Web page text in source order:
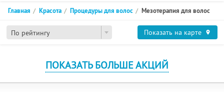
По рейтингу
Главная Красота Процедуры для волос Мезотерапия для волос
Показать на карте
ПОКАЗАТЬ БОЛЬШЕ АКЦИЙ